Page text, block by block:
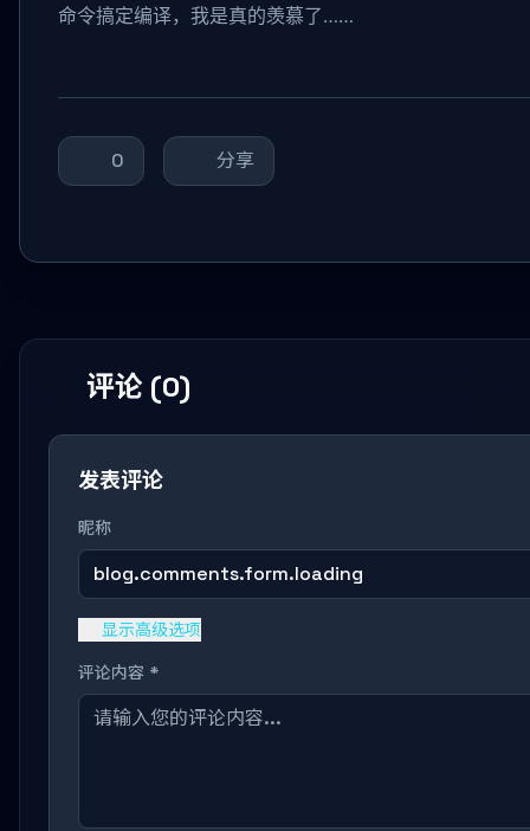
命令搞定编译，我是真的羡慕了……
0 分享
评论 (0)
发表评论
昵称
blog.comments.form.loading
显示高级选项
评论内容 *